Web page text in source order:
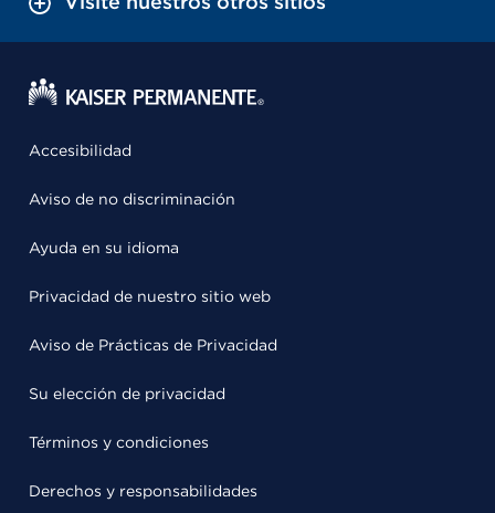
Accesibilidad
Aviso de no discriminación
Ayuda en su idioma
Privacidad de nuestro sitio web
Aviso de Prácticas de Privacidad
Su elección de privacidad
Términos y condiciones
Derechos y responsabilidades